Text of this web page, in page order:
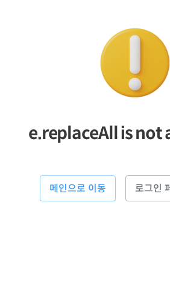
e.replaceAll is not
메인으로 이동 로그인